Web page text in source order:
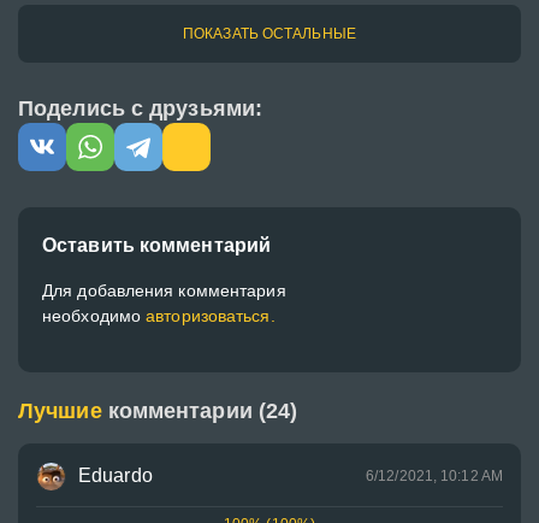
ПОКАЗАТЬ ОСТАЛЬНЫЕ
Поделись с друзьями:
Оставить комментарий
Для добавления комментария
необходимоавторизоваться.
Лучшие комментарии (24)
Eduardo 6/12/2021, 10:12 AM